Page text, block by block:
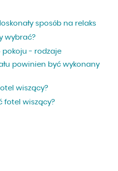
sposób na relaks
wybrać?
pokoju - rodzaje
powinien być wykonany
wiszący?
fotel wiszący?